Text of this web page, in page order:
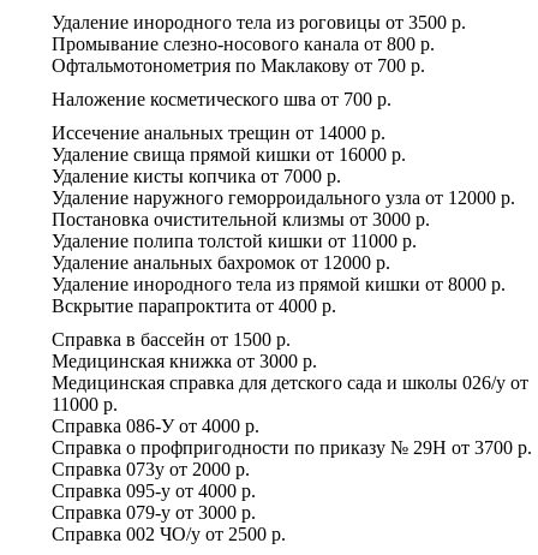
Удаление инородного тела из роговицы от 3500 р.
Промывание слезно-носового канала от 800 р.
Офтальмотонометрия по Маклакову от 700 р.
Наложение косметического шва от 700 р.
Иссечение анальных трещин от 14000 р.
Удаление свища прямой кишки от 16000 р.
Удаление кисты копчика от 7000 р.
Удаление наружного геморроидального узла от 12000 р.
Постановка очистительной клизмы от 3000 р.
Удаление полипа толстой кишки от 11000 р.
Удаление анальных бахромок от 12000 р.
Удаление инородного тела из прямой кишки от 8000 р.
Вскрытие парапроктита от 4000 р.
Справка в бассейн от 1500 р.
Медицинская книжка от 3000 р.
Медицинская справка для детского сада и школы 026/у от
11000 р.
Справка 086-Уот 4000 р.
Справка о профпригодности по приказу № 29Н от 3700 р.
Справка 073у от 2000 р.
Справка 095-у от 4000 р.
Справка 079-у от 3000 р.
Справка 002 ЧО/у от 2500 р.